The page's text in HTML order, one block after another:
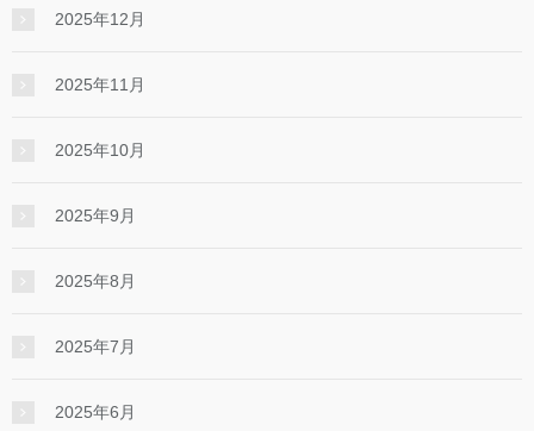
2025年12月
2025年11月
2025年10月
2025年9月
2025年8月
2025年7月
2025年6月